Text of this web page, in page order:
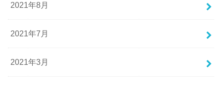
2021年8月
2021年7月
2021年3月